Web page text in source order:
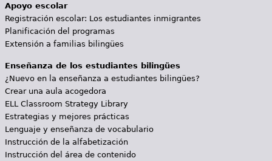
Apoyo escolar
Registración escolar: Los estudiantes inmigrantes
Planificación del programas
Extensión a familias bilingües
Enseñanza de los estudiantes bilingües
¿Nuevo en la enseñanza a estudiantes bilingües?
Crear una aula acogedora
ELL Classroom Strategy Library
Estrategias y mejores prácticas
Lenguaje y enseñanza de vocabulario
Instrucción de la alfabetización
Instrucción del área de contenido